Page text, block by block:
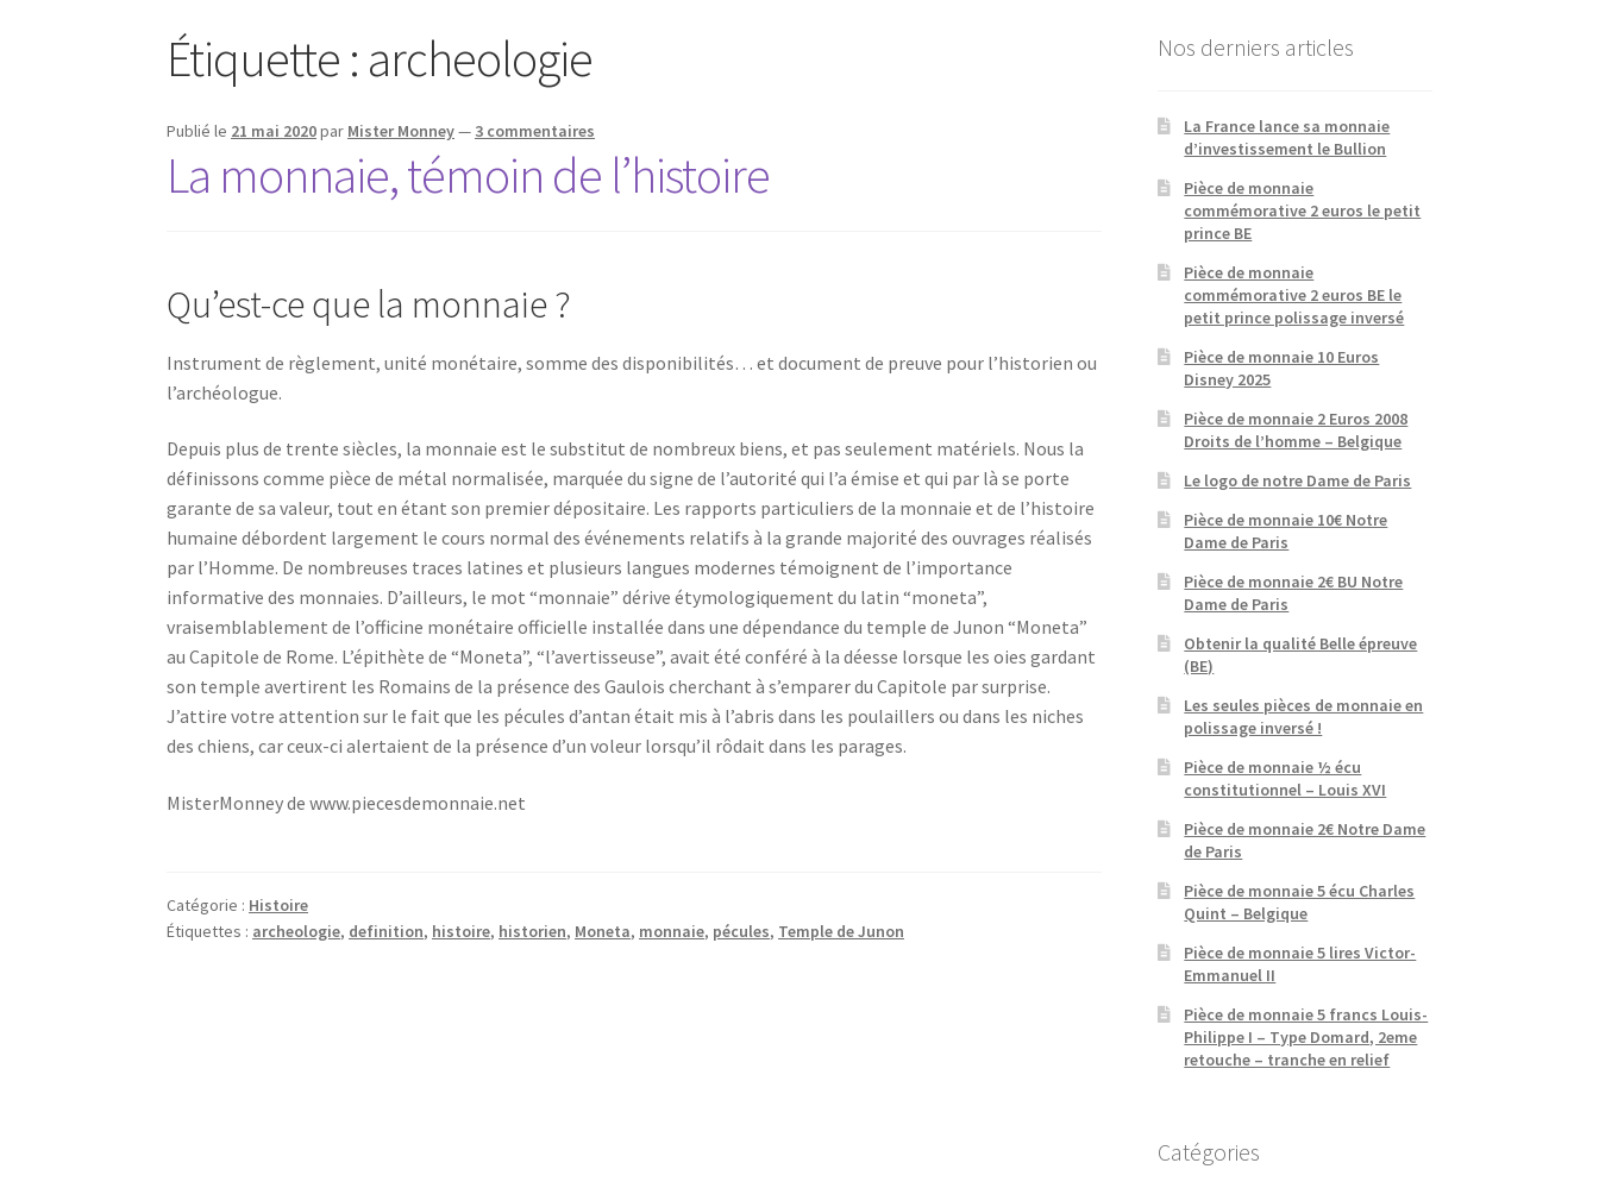
Étiquette : archeologie
Publié le 21 mai 2020par Mister Monney— 3 commentaires
La monnaie, témoin de l’histoire
Qu’est-ce que la monnaie ?
Instrument de règlement, unité monétaire, somme des disponibilités… et document de preuve pour l’historien ou
l’archéologue.
Depuis plus de trente siècles, la monnaie est le substitut de nombreux biens, et pas seulement matériels. Nous la
définissons comme pièce de métal normalisée, marquée du signe de l’autorité qui l’a émise et qui par là se porte
garante de sa valeur, tout en étant son premier dépositaire. Les rapports particuliers de la monnaie et de l’histoire
humaine débordent largement le cours normal des événements relatifs à la grande majorité des ouvrages réalisés
par l’Homme. De nombreuses traces latines et plusieurs langues modernes témoignent de l’importance
informative des monnaies. D’ailleurs, le mot “monnaie” dérive étymologiquement du latin “moneta”,
vraisemblablement de l’officine monétaire officielle installée dans une dépendance du temple de Junon “Moneta”
au Capitole de Rome. L’épithète de “Moneta”, “l’avertisseuse”, avait été conféré à la déesse lorsque les oies gardant
son temple avertirent les Romains de la présence des Gaulois cherchant à s’emparer du Capitole par surprise.
J’attire votre attention sur le fait que les pécules d’antan était mis à l’abris dans les poulaillers ou dans les niches
des chiens, car ceux-ci alertaient de la présence d’un voleur lorsqu’il rôdait dans les parages.
MisterMonney de www.piecesdemonnaie.net
Catégorie : Histoire
Étiquettes : archeologie, definition, histoire, historien, Moneta, monnaie, pécules, Temple de Junon
Nos derniers articles
La France lance sa monnaie
d’investissement le Bullion
Pièce de monnaie
commémorative 2 euros le petit
prince BE
Pièce de monnaie
commémorative 2 euros BE le
petit prince polissage inversé
Pièce de monnaie 10 Euros
Disney 2025
Pièce de monnaie 2 Euros 2008
Droits de l’homme – Belgique
Le logo de notre Dame de Paris
Pièce de monnaie 10€ Notre
Dame de Paris
Pièce de monnaie 2€ BU Notre
Dame de Paris
Obtenir la qualité Belle épreuve
(BE)
Les seules pièces de monnaie en
polissage inversé !
Pièce de monnaie ½ écu
constitutionnel – Louis XVI
Pièce de monnaie 2€ Notre Dame
de Paris
Pièce de monnaie 5 écu Charles
Quint – Belgique
Pièce de monnaie 5 lires Victor-
Emmanuel II
Pièce de monnaie 5 francs Louis-
Philippe I – Type Domard, 2eme
retouche – tranche en relief
Catégories